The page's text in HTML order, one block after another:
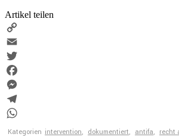
Artikel teilen
Copy
Link
Email
Twitter
Facebook
Messenger
Telegram
WhatsApp
Kategorien intervention, dokumentiert, antifa, recht